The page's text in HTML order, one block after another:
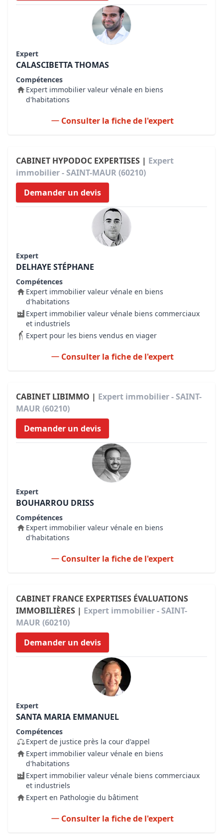
Expert
CALASCIBETTA THOMAS
Compétences
Expert immobilier valeur vénale en biens
d'habitations
Consulter la fiche de l'expert
CABINET HYPODOC EXPERTISES | Expert
immobilier - SAINT-MAUR (60210)
Demander un devis
Expert
DELHAYE STÉPHANE
Compétences
Expert immobilier valeur vénale en biens
d'habitations
Expert immobilier valeur vénale biens commerciaux
et industriels
Expert pour les biens vendus en viager
Consulter la fiche de l'expert
CABINET LIBIMMO | Expert immobilier - SAINT-
MAUR (60210)
Demander un devis
Expert
BOUHARROU DRISS
Compétences
Expert immobilier valeur vénale en biens
d'habitations
Consulter la fiche de l'expert
CABINET FRANCE EXPERTISES ÉVALUATIONS
IMMOBILIÈRES | Expert immobilier - SAINT-
MAUR (60210)
Demander un devis
Expert
SANTA MARIA EMMANUEL
Compétences
Expert de justice près la cour d'appel
Expert immobilier valeur vénale en biens
d'habitations
Expert immobilier valeur vénale biens commerciaux
et industriels
Expert en Pathologie du bâtiment
Consulter la fiche de l'expert